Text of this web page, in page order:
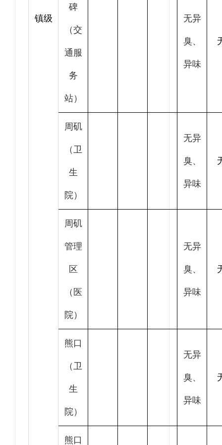
镇级
碑
（交
通服
务
站）
无异
臭、
异味
周矶
（卫
生
院）
无异
臭、
异味
周矶
管理
区
（医
院）
无异
臭、
异味
熊口
（卫
生
院）
无异
臭、
异味
熊口